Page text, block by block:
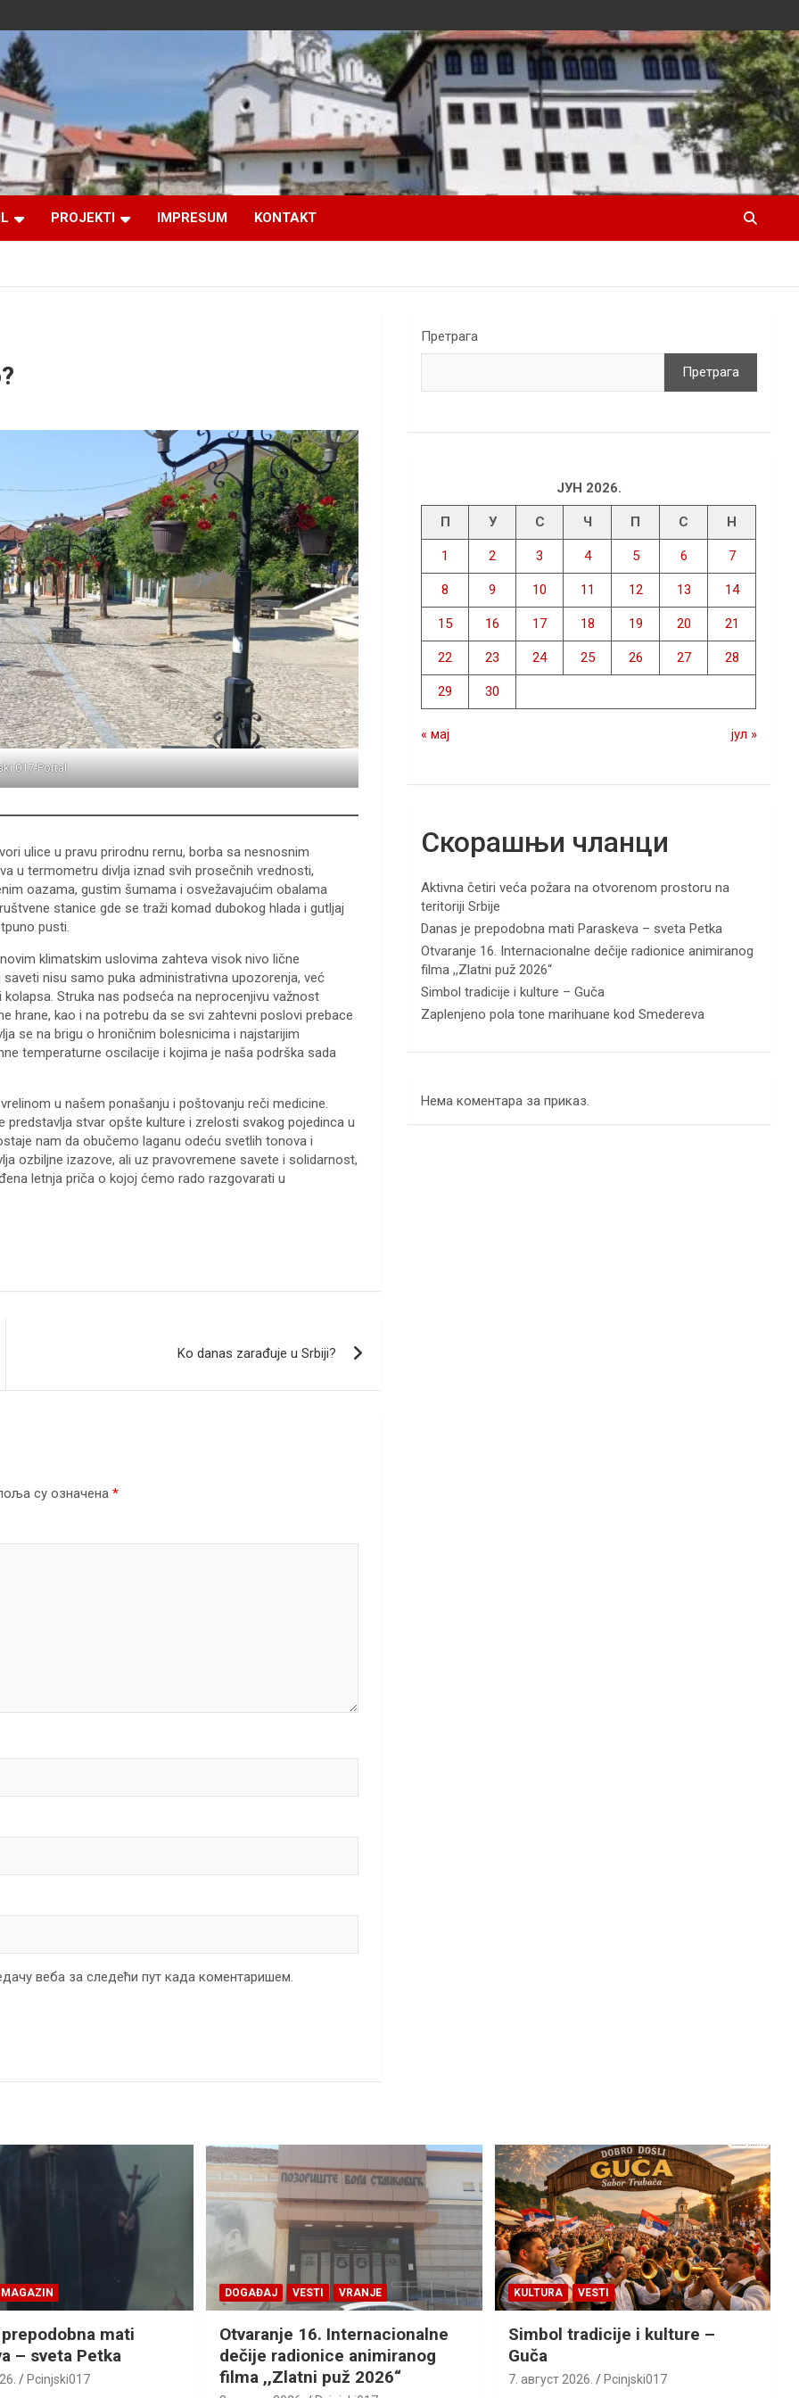
PROJEKTI IMPRESUM KONTAKT
017-Portal
ulice u pravu prirodnu rernu, borba sa nesnosnim
u termometru divlja iznad svih prosečnih vrednosti,
oazama, gustim šumama i osvežavajućim obalama
stanice gde se traži komad dubokog hlada i gutljaj
pusti.
klimatskim uslovima zahteva visok nivo lične
nisu samo puka administrativna upozorenja, već
Struka nas podseća na neprocenjivu važnost
hrane, kao i na potrebu da se svi zahtevni poslovi prebace
se na brigu o hroničnim bolesnicima i najstarijim
temperaturne oscilacije i kojima je naša podrška sada
u našem ponašanju i poštovanju reči medicine.
stvar opšte kulture i zrelosti svakog pojedinca u
nam da obučemo laganu odeću svetlih tonova i
ozbiljne izazove, ali uz pravovremene savete i solidarnost,
letnja priča o kojoj ćemo rado razgovarati u
Ko danas zarađuje u Srbiji?
су означена *
веба за следећи пут када коментаришем.
Претрага
Претрага
ЈУН 2026.
П У С Ч П С Н
1 2 3 4 5 6 7
8 9 10 11 12 13 14
15 16 17 18 19 20 21
22 23 24 25 26 27 28
29 30
« мај јул »
Скорашњи чланци
Aktivna četiri veća požara na otvorenom prostoru na
teritoriji Srbije
Danas je prepodobna mati Paraskeva – sveta Petka
Otvaranje 16. Internacionalne dečije radionice animiranog
filma ,,Zlatni puž 2026“
Simbol tradicije i kulture – Guča
Zaplenjeno pola tone marihuane kod Smedereva
Нема коментара за приказ.
MAGAZIN
mati
– sveta Petka
Pcinjski017
DOGAĐAJ VESTI VRANJE
Otvaranje 16. Internacionalne
dečije radionice animiranog
filma ,,Zlatni puž 2026“
KULTURA VESTI
Simbol tradicije i kulture –
Guča
7. август 2026. Pcinjski017